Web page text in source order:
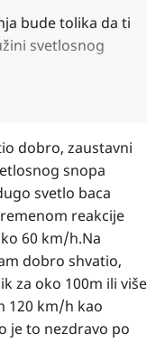
bude tolika da ti
svetlosnog
dobro, zaustavni
snopa
svetlo baca
reakcije
60 km/h.Na
dobro shvatio,
za oko 100m ili više
120 km/h kao
je to nezdravo po